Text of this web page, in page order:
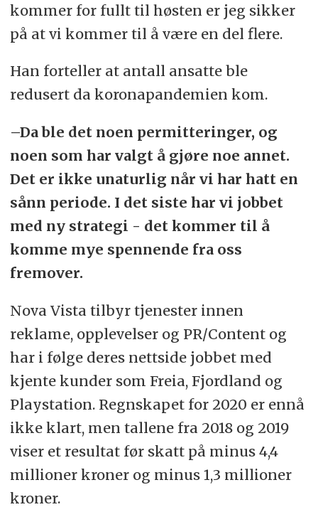
kommer for fullt til høsten er jeg sikker
på at vi kommer til å være en del flere.
Han forteller at antall ansatte ble
redusert da koronapandemien kom.
–Da ble det noen permitteringer, og
noen som har valgt å gjøre noe annet.
Det er ikke unaturlig når vi har hatt en
sånn periode. I det siste har vi jobbet
med ny strategi - det kommer til å
komme mye spennende fra oss
fremover.
Nova Vista tilbyr tjenester innen
reklame, opplevelser og PR/Content og
har i følge deres nettside jobbet med
kjente kunder som Freia, Fjordland og
Playstation. Regnskapet for 2020 er ennå
ikke klart, men tallene fra 2018 og 2019
viser et resultat før skatt på minus 4,4
millioner kroner og minus 1,3 millioner
kroner.